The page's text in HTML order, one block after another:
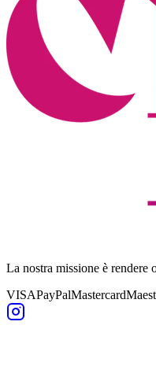
La nostra missione è
VISAPayPalMastercard